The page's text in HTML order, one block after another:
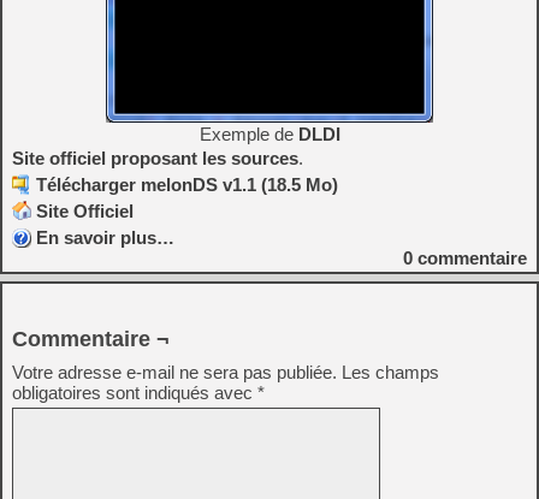
Exemple de DLDI
Site officiel proposant les sources.
Télécharger melonDS v1.1 (18.5 Mo)
Site Officiel
En savoir plus…
0 commentaire
Commentaire ¬
Votre adresse e-mail ne sera pas publiée. Les champs
obligatoires sont indiqués avec *